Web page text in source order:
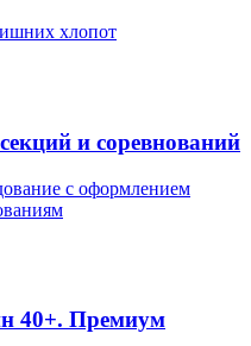
хлопот
и соревнований
с оформлением
40+. Премиум